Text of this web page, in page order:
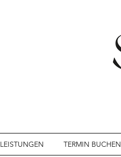
LEISTUNGEN TERMIN BUCHEN